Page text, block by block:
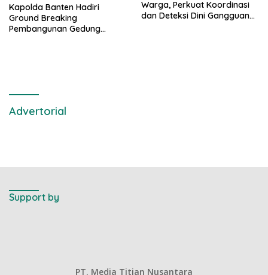
Kapolda Banten Hadiri
Ground Breaking
Pembangunan Gedung
Warga, Perkuat Koordinasi
dan Deteksi Dini Gangguan
Advertorial
Support by
PT. Media Titian Nusantara